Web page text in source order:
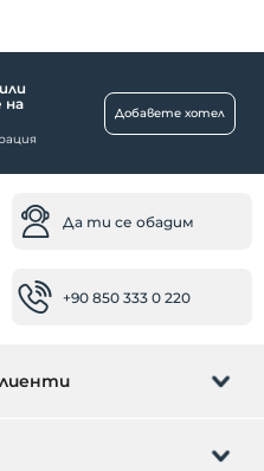
на
Добавете хотел
Да ти се обадим
+90 850 333 0 220